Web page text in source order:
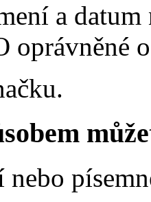
a
oprávněné
nebo